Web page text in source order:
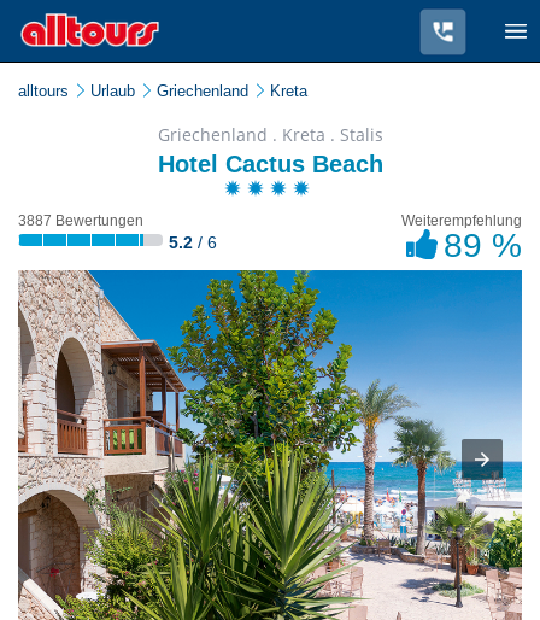
alltours Urlaub Griechenland Kreta
Griechenland . Kreta . Stalis
Hotel Cactus Beach
3887 Bewertungen
5.2 / 6
Weiterempfehlung
89 %